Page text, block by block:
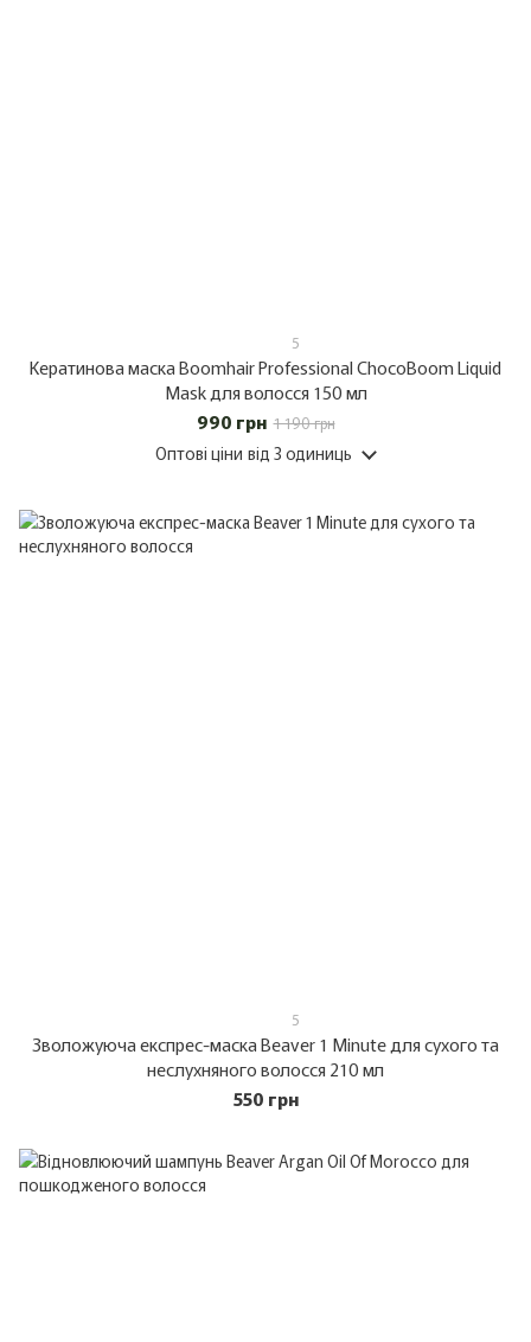
5
Кератинова маска Boomhair Professional ChocoBoom Liquid
Mask для волосся 150 мл
990 грн 1 190 грн
Оптові ціни від 3 одиниць
5
Зволожуюча експрес-маска Beaver 1 Minute для сухого та
неслухняного волосся 210 мл
550 грн